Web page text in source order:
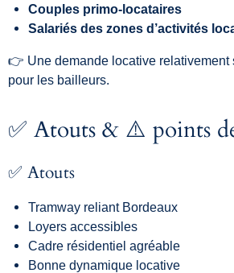
Couples primo-locataires
Salariés des zones d’activités
👉 Une demande locative relativement
pour les bailleurs.
✅ Atouts & ⚠️ points
✅ Atouts
Tramway reliant Bordeaux
Loyers accessibles
Cadre résidentiel agréable
Bonne dynamique locative